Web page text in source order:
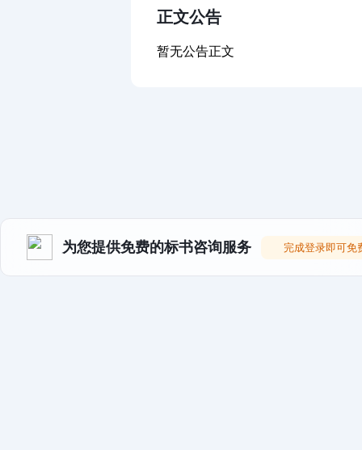
正文公告
暂无公告正文
为您提供免费的标书咨询服务 完成登录即可免